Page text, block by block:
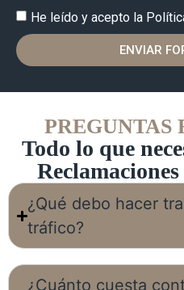
He leído y acepto la
ENVIAR
PREGUNTAS
Todo lo que
¿Qué debo hacer
tráfico?
¿Cuánto cuesta